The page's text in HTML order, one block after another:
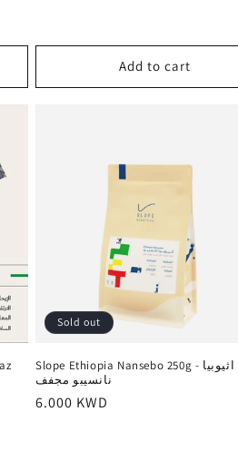
Add to cart
Sold out
Slope Ethiopia Nansebo 250g - اثيوبيا
نانسيبو مجفف
Regular
6.000 KWD